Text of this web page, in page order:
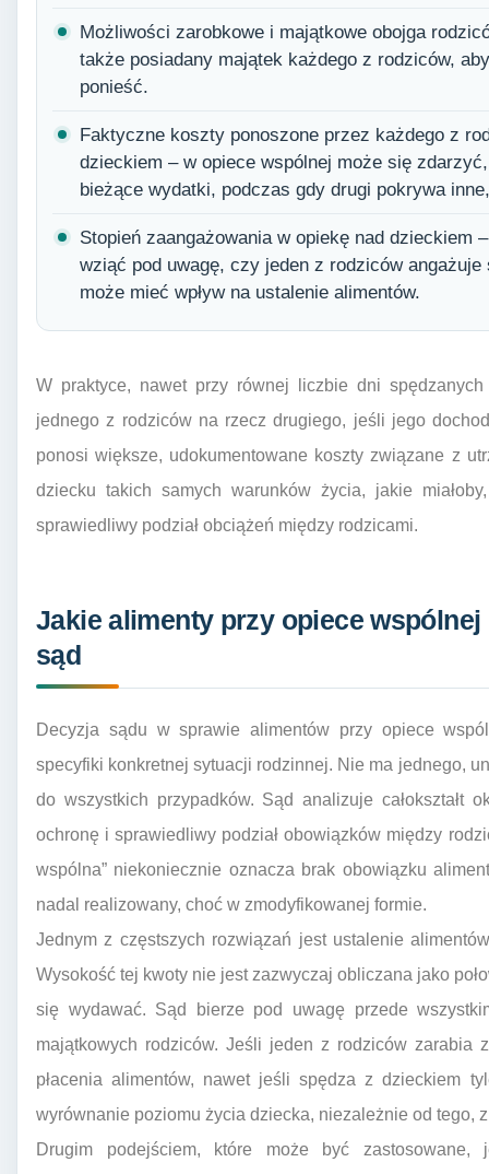
Możliwości zarobkowe i majątkowe obojga
także posiadany majątek każdego z rodziców,
ponieść.
Faktyczne koszty ponoszone przez każdego z
dzieckiem – w opiece wspólnej może się
bieżące wydatki, podczas gdy drugi pokrywa
Stopień zaangażowania w opiekę nad dzieckiem
wziąć pod uwagę, czy jeden z rodziców
może mieć wpływ na ustalenie alimentów.
W praktyce, nawet przy równej liczbie dni
jednego z rodziców na rzecz drugiego, jeśli jego
ponosi większe, udokumentowane koszty związane z
dziecku takich samych warunków życia, jakie
sprawiedliwy podział obciążeń między rodzicami.
Jakie alimenty przy opiece
sąd
Decyzja sądu w sprawie alimentów przy opiece
specyfiki konkretnej sytuacji rodzinnej. Nie ma jednego,
do wszystkich przypadków. Sąd analizuje całokształt
ochronę i sprawiedliwy podział obowiązków między
wspólna” niekoniecznie oznacza brak obowiązku
nadal realizowany, choć w zmodyfikowanej formie.
Jednym z częstszych rozwiązań jest ustalenie
Wysokość tej kwoty nie jest zazwyczaj obliczana jako
się wydawać. Sąd bierze pod uwagę przede
majątkowych rodziców. Jeśli jeden z rodziców zarabia
płacenia alimentów, nawet jeśli spędza z dzieckiem
wyrównanie poziomu życia dziecka, niezależnie od tego,
Drugim podejściem, które może być zastosowane,